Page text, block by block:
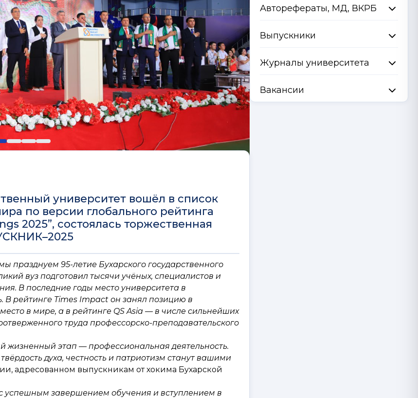
университет вошёл в список
по версии глобального рейтинга
2025”, состоялась торжественная
празднуем 95-летие Бухарского государственного
вуз подготовил тысячи учёных, специалистов и
В последние годы место университета в
В рейтинге Times Impact он занял позицию в
в мире, а в рейтинге QS Asia — в числе сильнейших
труда профессорско-преподавательского
этап — профессиональная деятельность.
духа, честность и патриотизм станут вашими
адресованном выпускникам от хокима Бухарской
успешным завершением обучения и вступлением в
Авторефераты, МД, ВКРБ
Выпускники
Журналы университета
Вакансии